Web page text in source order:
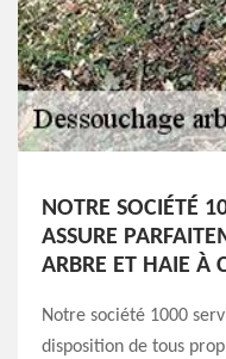
NOTRE SOCIÉTÉ
ASSURE
ARBRE ET HAIE À
Notre société 1000
disposition de tous